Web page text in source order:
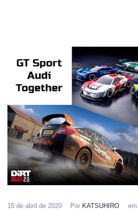
15 de abril de 2020 Por KATSUHIRO em